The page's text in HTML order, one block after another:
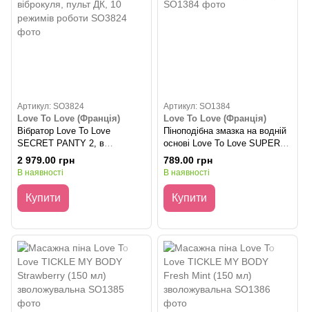
Артикул: SO3824
Love To Love (Франція)
Вібратор Love To Love
SECRET PANTY 2, в
комплекті трусики, віброкуля,
пульт ДК, 10 режимів роботи
2 979.00 грн
В наявності
Купити
Артикул: SO1384
Love To Love (Франція)
Піноподібна змазка на водній
основі Love To Love SUPER
SMOOTH (50 мл)
789.00 грн
В наявності
Купити